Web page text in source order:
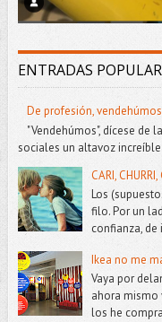
ENTRADAS
De profesión, vendehúmos
"Vendehúmos", dícese de
sociales un altavoz
CARI,
Los
filo. Por un
confianza, de
Ikea no me
Vaya por
ahora mismo
los he